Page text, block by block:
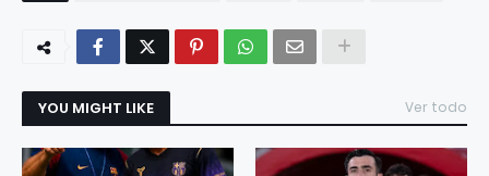
YOU MIGHT LIKE Ver todo